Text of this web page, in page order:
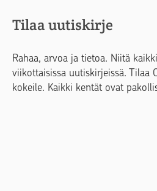
Tilaa uutiskirje
Rahaa, arvoa ja tietoa. Niitä
viikottaisissa uutiskirjeissä. Tilaa
kokeile. Kaikki kentät ovat